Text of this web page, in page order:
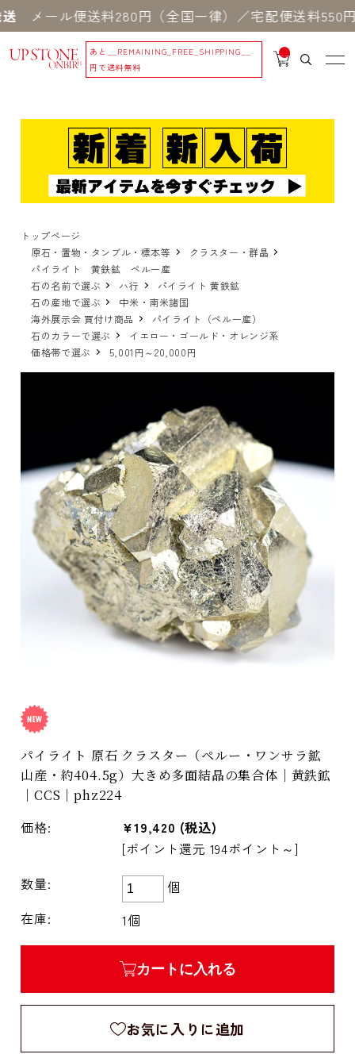
便送料280円（全国一律）／宅配便送料550円 ※
あと
__REMAINING_FREE_SHIPPING__
円で送料無料
__
IT
_
トップページ
原石・置物・タンブル・標本等
クラスター・群晶
パイライト 黄鉄鉱 ペルー産
石の名前で選ぶ
ハ行
パイライト 黄鉄鉱
石の産地で選ぶ
中米・南米諸国
海外展示会 買付け商品
パイライト（ペルー産）
石のカラーで選ぶ
イエロー・ゴールド・オレンジ系
価格帯で選ぶ
5,001円～20,000円
パイライト 原石 クラスター（ペルー・ワンサラ鉱
山産・約404.5g）大きめ多面結晶の集合体｜黄鉄鉱
｜CCS｜phz224
価格: ¥19,420 (税込)
[ポイント還元 194ポイント～]
数量:
個
在庫:
1個
カートに入れる
お気に入りに追加